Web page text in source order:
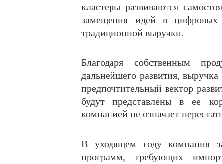
кластеры развиваются
замещения идей в цифровых
традиционной выручки.
Благодаря собственным
дальнейшего развития,
предпочтительный вектор
будут представлены в ее
компанией не означает
В уходящем году компания
программ, требующих